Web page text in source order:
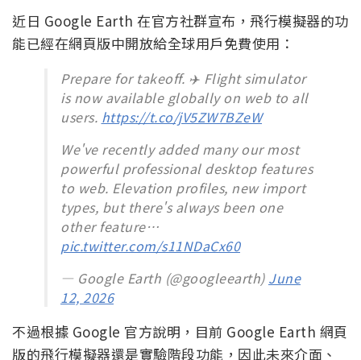
近日 Google Earth 在官方社群宣布，飛行模擬器的功
能已經在網頁版中開放給全球用戶免費使用：
Prepare for takeoff. ✈️ Flight simulator
is now available globally on web to all
users. https://t.co/jV5ZW7BZeW
We've recently added many our most
powerful professional desktop features
to web. Elevation profiles, new import
types, but there's always been one
other feature…
pic.twitter.com/s11NDaCx60
— Google Earth (@googleearth) June
12, 2026
不過根據 Google 官方說明，目前 Google Earth 網頁
版的飛行模擬器還是實驗階段功能，因此未來介面、